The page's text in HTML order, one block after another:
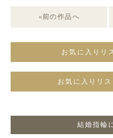
«前の作品へ
お気に入りリ
お気に入りリ
結婚指輪